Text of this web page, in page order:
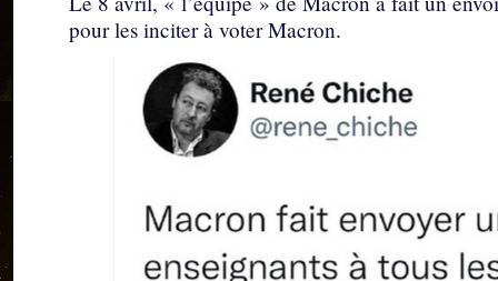
pour les inciter à voter Macron.